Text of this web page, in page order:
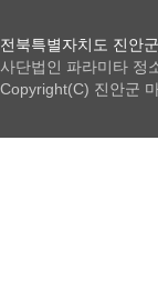
전북특별자치도 진안
사단법인 파라미타 정
Copyright(C) 진안군